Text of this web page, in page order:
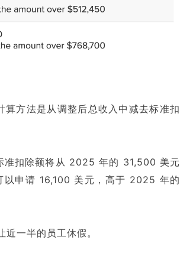
算方法是从调整后总收入中减去标准扣
准扣除额将从 2025 年的 31,500 美元
申请 16,100 美元，高于 2025 年的
一半的员工休假。